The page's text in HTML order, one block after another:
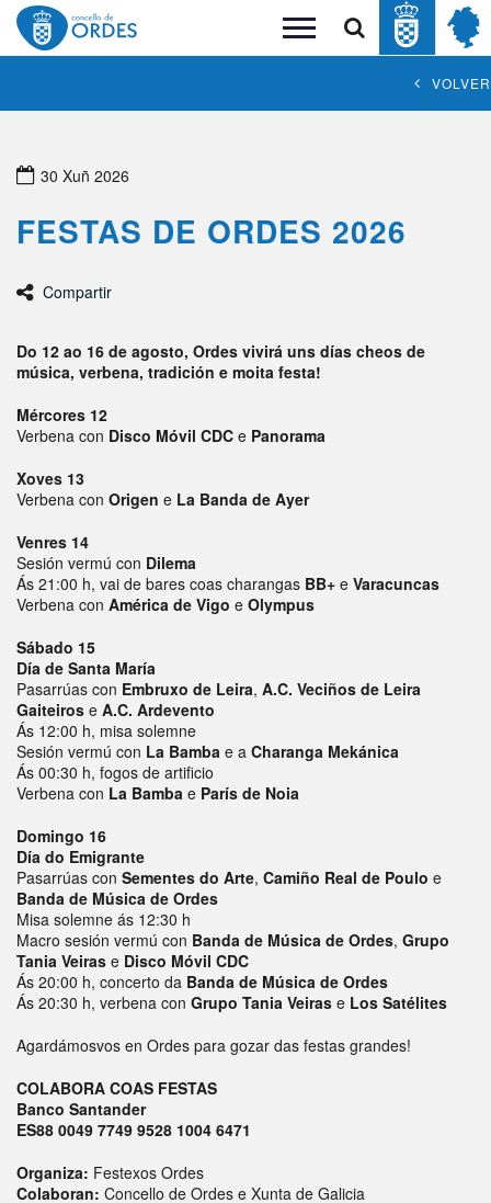
Buscar
Toggle
VOLVER
30 Xuñ 2026
FESTAS DE ORDES 2026
Compartir
Do 12 ao 16 de agosto, Ordes vivirá uns días cheos de
música, verbena, tradición e moita festa!
Mércores 12
Verbena con Disco Móvil CDC e Panorama
Xoves 13
Verbena con Origen e La Banda de Ayer
Venres 14
Sesión vermú con Dilema
Ás 21:00 h, vai de bares coas charangas BB+ e Varacuncas
Verbena con América de Vigo e Olympus
Sábado 15
Día de Santa María
Pasarrúas con Embruxo de Leira, A.C. Veciños de Leira
Gaiteiros e A.C. Ardevento
Ás 12:00 h, misa solemne
Sesión vermú con La Bamba e a Charanga Mekánica
Ás 00:30 h, fogos de artificio
Verbena con La Bamba e París de Noia
Domingo 16
Día do Emigrante
Pasarrúas con Sementes do Arte, Camiño Real de Poulo e
Banda de Música de Ordes
Misa solemne ás 12:30 h
Macro sesión vermú con Banda de Música de Ordes, Grupo
Tania Veiras e Disco Móvil CDC
Ás 20:00 h, concerto da Banda de Música de Ordes
Ás 20:30 h, verbena con Grupo Tania Veiras e Los Satélites
Agardámosvos en Ordes para gozar das festas grandes!
COLABORA COAS FESTAS
Banco Santander
ES88 0049 7749 9528 1004 6471
Organiza: Festexos Ordes
Colaboran: Concello de Ordes e Xunta de Galicia